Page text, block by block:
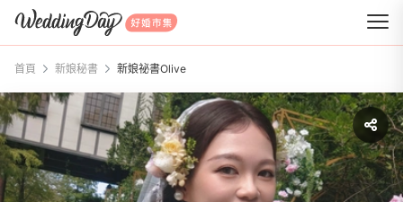
WeddingDay 好婚市集
首頁 新娘秘書 新娘祕書Olive